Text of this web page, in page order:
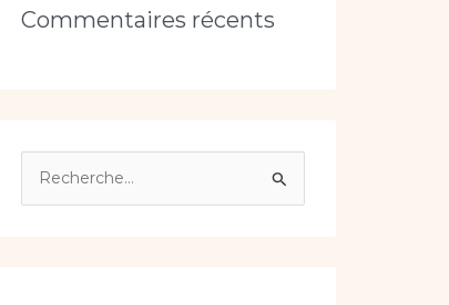
Commentaires récents